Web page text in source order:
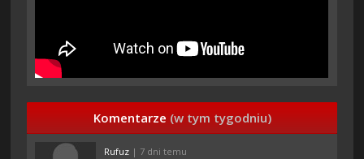
Komentarze (w tym tygodniu)
Rufuz | 7 dni temu